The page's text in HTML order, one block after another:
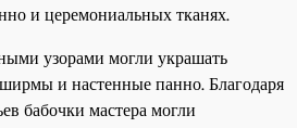
и церемониальных тканях.
узорами могли украшать
и настенные панно. Благодаря
бабочки мастера могли